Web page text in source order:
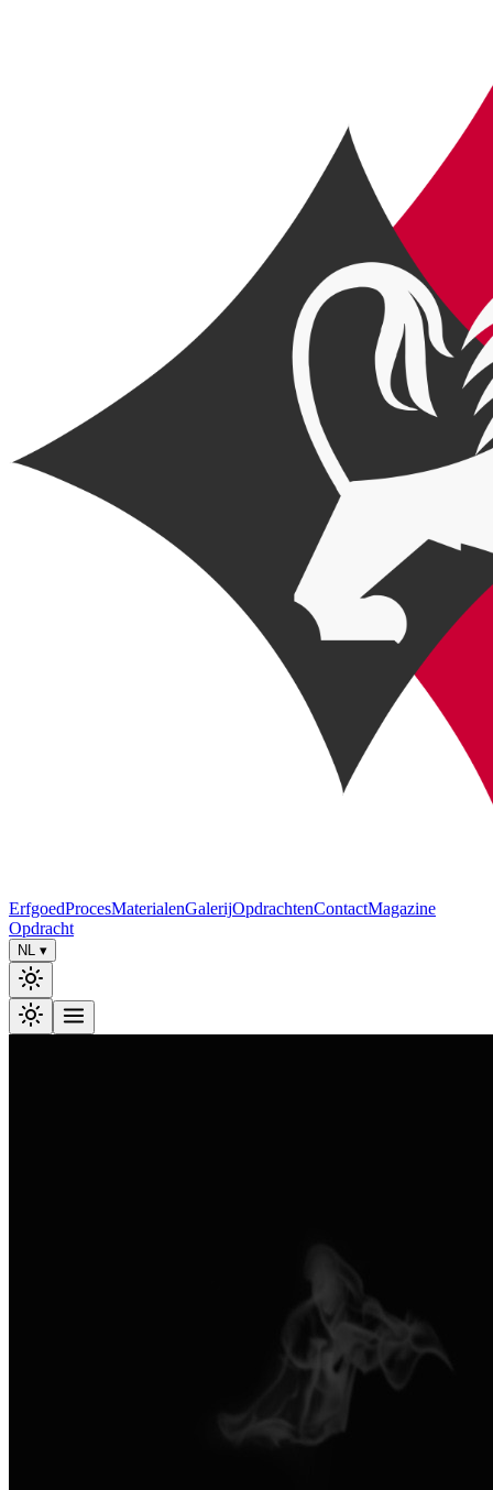
ErfgoedProcesMaterialenGalerijOpdrachtenContactMagazine
Opdracht
NL ▾